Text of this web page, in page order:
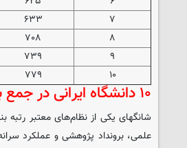
۷
۶۳۳
۸
۷۰۸
۹
۷۳۹
۱۰
۷۷۹
۱۰ دانشگاه ایرانی در جمع برترین‌های شانگهای
شانگهای یکی از نظام‌های معتبر
علمی، برونداد پژوهشی و عملکرد